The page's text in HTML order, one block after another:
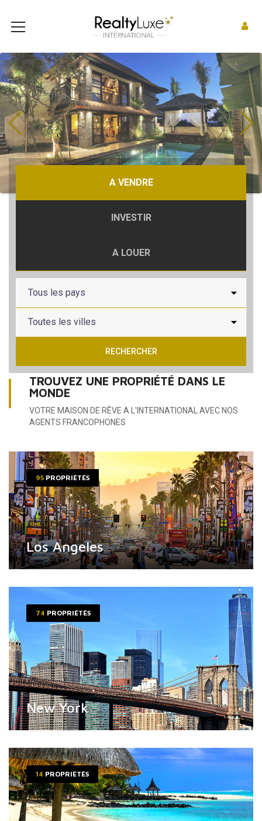
Previous
Next
A VENDRE
INVESTIR
A LOUER
RECHERCHER
TROUVEZ UNE PROPRIÉTÉ DANS LE
MONDE
VOTRE MAISON DE RÊVE A L'INTERNATIONAL AVEC NOS
AGENTS FRANCOPHONES
Los Angeles
95 PROPRIÉTÉS
New York
74 PROPRIÉTÉS
14 PROPRIÉTÉS